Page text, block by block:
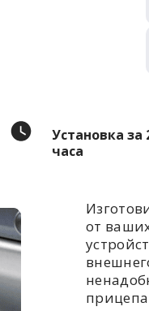
Установка за
часа
от